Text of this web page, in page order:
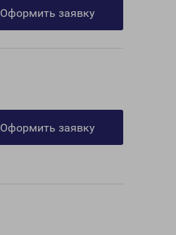
Оформить заявку
Оформить заявку